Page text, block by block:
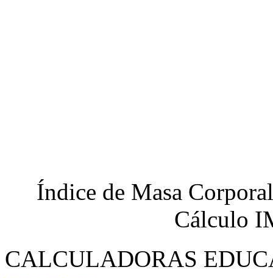
Índice de Masa
Cálculo
CALCULADORAS